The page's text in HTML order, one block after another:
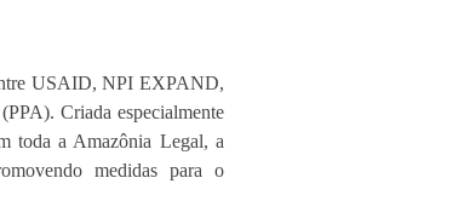
USAID, NPI EXPAND,
Criada especialmente
toda a Amazônia Legal, a
medidas para o